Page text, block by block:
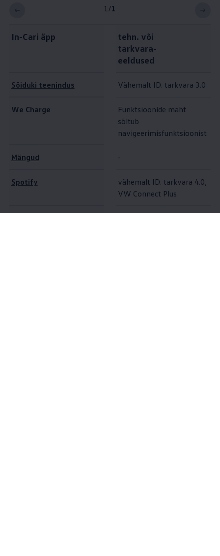
1 /1
In-Cari äpp
tehn. või
tarkvara-
eeldused
Sõiduki teenindus Vähemalt ID. tarkvara 3.0
We Charge
Funktsioonide maht
sõltub
navigeerimisfunktsioonist
Mängud -
Spotify
vähemalt ID. tarkvara 4.0,
VW Connect Plus